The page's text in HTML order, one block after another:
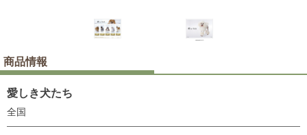
商品情報
愛しき犬たち
全国